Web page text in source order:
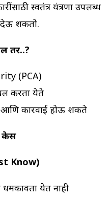
स्वतंत्र यंत्रणा उपलब्ध
देऊ शकतो.
तर..?
(PCA)
करता येते
आणि कारवाई होऊ शकते
केस
Know)
येत नाही